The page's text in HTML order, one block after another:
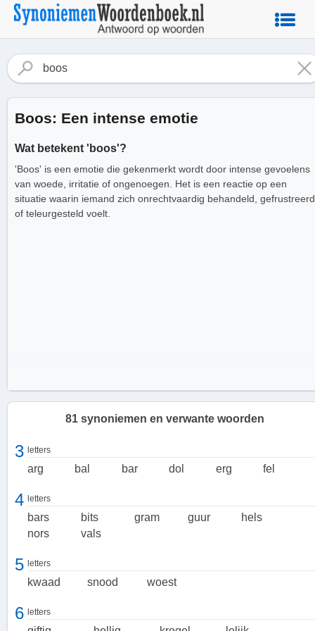
Boos: Een intense emotie
Wat betekent 'boos'?
'Boos' is een emotie die gekenmerkt wordt door intense gevoelens
van woede, irritatie of ongenoegen. Het is een reactie op een
situatie waarin iemand zich onrechtvaardig behandeld, gefrustreerd
of teleurgesteld voelt.
De verschillende nuances van 'boos'
Er zijn verschillende woorden die gebruikt kunnen worden om de
'furieus' zijn, wat duidt op een extreme vorm van woede. 'Lelijk' en
81 synoniemen en verwante woorden
3 letters
arg bal bar dol erg fel
4 letters
bars bits gram guur
hels
nors
vals
5 letters
kwaad snood woest
6 letters